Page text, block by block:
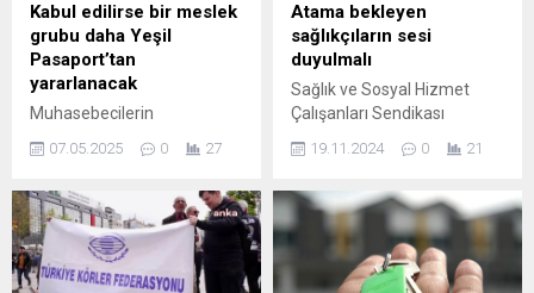
Kabul edilirse bir meslek
grubu daha Yeşil
Pasaport’tan
yararlanacak
Muhasebecilerin
kolaylaştırmak için vize
yönelik teklif hakkında
detaylar ve gelişmeler
burada.
07.05.2025 0 27
Atama bekleyen
sağlıkçıların sesi
duyulmalı
Sağlık ve Sosyal Hizmet
Çalışanları Sendikası
Mahmut Faruk Doğan, sağlık
koşulları, mali ve özlük
haklarına ilişkin taleplerine
öncelik verilmesini istedi.
Doğan, sağlık personellerinin
19.11.2024 0 21